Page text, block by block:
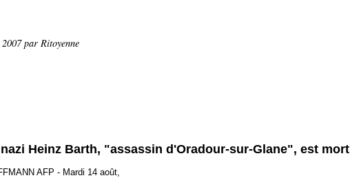
par Ritoyenne
Heinz Barth, "assassin d'Oradour-sur-Glane", est mort
AFP - Mardi 14 août,